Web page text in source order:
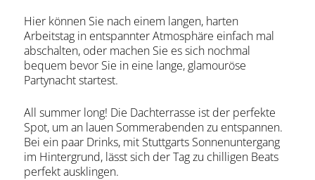
Hier können Sie nach einem langen, harten
Arbeitstag in entspannter Atmosphäre einfach mal
abschalten, oder machen Sie es sich nochmal
bequem bevor Sie in eine lange, glamouröse
Partynacht startest.
All summer long! Die Dachterrasse ist der perfekte
Spot, um an lauen Sommerabenden zu entspannen.
Bei ein paar Drinks, mit Stuttgarts Sonnenuntergang
im Hintergrund, lässt sich der Tag zu chilligen Beats
perfekt ausklingen.